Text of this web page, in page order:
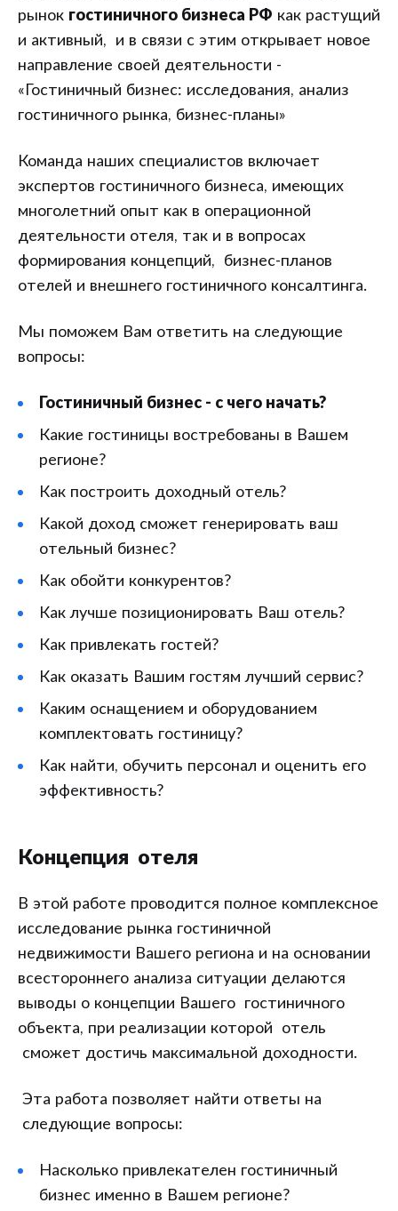
рынок гостиничного бизнеса РФ как растущий
и активный, и в связи с этим открывает новое
направление своей деятельности -
«Гостиничный бизнес: исследования, анализ
гостиничного рынка, бизнес-планы»
Команда наших специалистов включает
экспертов гостиничного бизнеса, имеющих
многолетний опыт как в операционной
деятельности отеля, так и в вопросах
формирования концепций, бизнес-планов
отелей и внешнего гостиничного консалтинга.
Мы поможем Вам ответить на следующие
вопросы:
Гостиничный бизнес - с чего начать?
Какие гостиницы востребованы в Вашем
регионе?
Как построить доходный отель?
Какой доход сможет генерировать ваш
отельный бизнес?
Как обойти конкурентов?
Как лучше позиционировать Ваш отель?
Как привлекать гостей?
Как оказать Вашим гостям лучший сервис?
Каким оснащением и оборудованием
комплектовать гостиницу?
Как найти, обучить персонал и оценить его
эффективность?
Концепция отеля
В этой работе проводится полное комплексное
исследование рынка гостиничной
недвижимости Вашего региона и на основании
всестороннего анализа ситуации делаются
выводы о концепции Вашего гостиничного
объекта, при реализации которой отель
сможет достичь максимальной доходности.
Эта работа позволяет найти ответы на
следующие вопросы:
Насколько привлекателен гостиничный
бизнес именно в Вашем регионе?